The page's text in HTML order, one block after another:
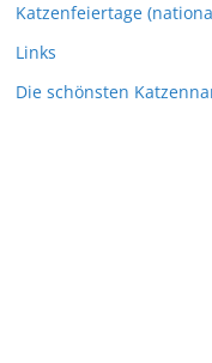
Katzenfeiertage
Links
Die schönsten